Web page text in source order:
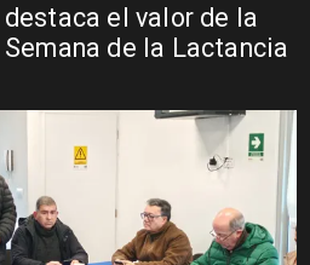
el valor de la
de la Lactancia